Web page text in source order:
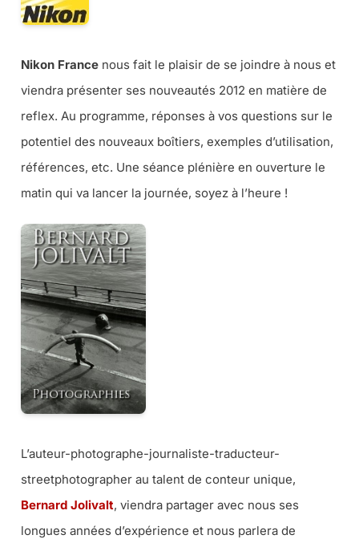
Nikon France nous fait le plaisir de se joindre à nous et
viendra présenter ses nouveautés 2012 en matière de
reflex. Au programme, réponses à vos questions sur le
potentiel des nouveaux boîtiers, exemples d’utilisation,
références, etc. Une séance plénière en ouverture le
matin qui va lancer la journée, soyez à l’heure !
L’auteur-photographe-journaliste-traducteur-
streetphotographer au talent de conteur unique,
Bernard Jolivalt, viendra partager avec nous ses
longues années d’expérience et nous parlera de